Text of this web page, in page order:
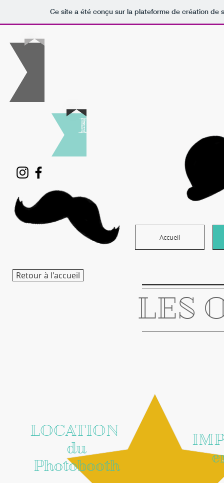
Ce site a été conçu sur la plateforme de création de
Location de
Accueil
LES
Retour à l'accueil
LOCATION
du
Photobooth